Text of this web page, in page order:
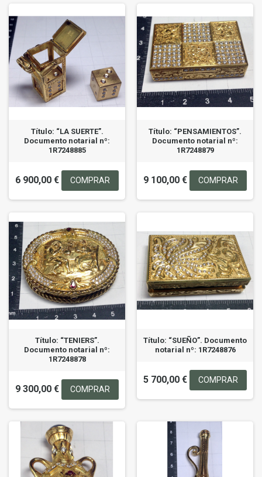
Título: “LA SUERTE”.
Documento notarial nº:
1R7248885
6 900,00 € COMPRAR
Título: “PENSAMIENTOS”.
Documento notarial nº:
1R7248879
9 100,00 € COMPRAR
Título: “TENIERS”.
Documento notarial nº:
1R7248878
9 300,00 € COMPRAR
Título: “SUEÑO”. Documento
notarial nº: 1R7248876
5 700,00 € COMPRAR